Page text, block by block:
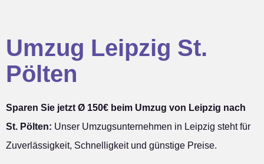
Umzug Leipzig St.
Pölten
Sparen Sie jetzt Ø 150€ beim Umzug von Leipzig nach
St. Pölten: Unser Umzugsunternehmen in Leipzig steht für
Zuverlässigkeit, Schnelligkeit und günstige Preise.